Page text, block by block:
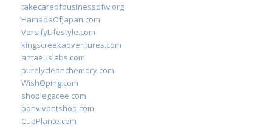
takecareofbusinessdfw.org
HamadaOfJapan.com
VersifyLifestyle.com
kingscreekadventures.com
antaeuslabs.com
purelycleanchemdry.com
WishOping.com
shoplegacee.com
bonvivantshop.com
CupPlante.com